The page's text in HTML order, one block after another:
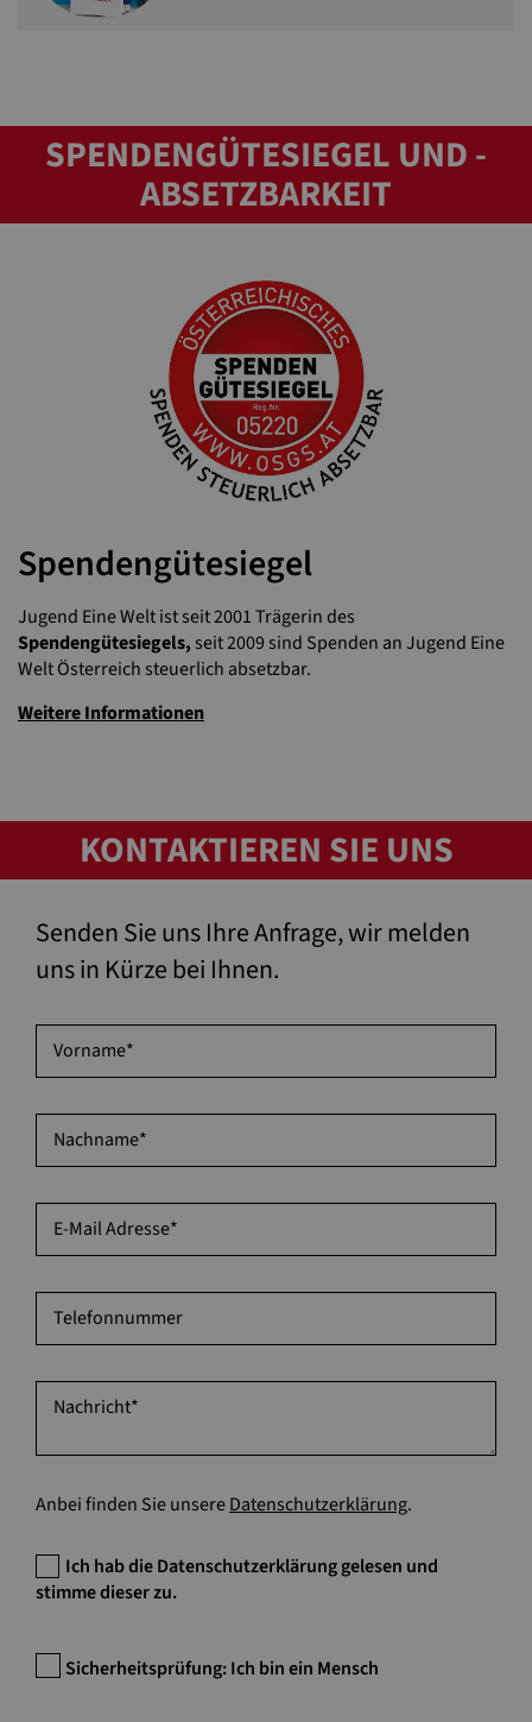
SPENDENGÜTESIEGEL UND -
ABSETZBARKEIT
Spendengütesiegel
Jugend Eine Welt ist seit 2001 Trägerin des
Spendengütesiegels, seit 2009 sind Spenden an Jugend Eine
Welt Österreich steuerlich absetzbar.
Weitere Informationen
KONTAKTIEREN SIE UNS
Senden Sie uns Ihre Anfrage, wir melden
uns in Kürze bei Ihnen.
Vorname*
Nachname*
E-Mail Adresse*
Telefonnummer
Nachricht*
Anbei finden Sie unsereDatenschutzerklärung.
Ich hab die Datenschutzerklärung gelesen und
stimme dieser zu.